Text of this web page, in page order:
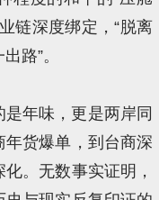
链深度绑定，“脱离
路”。
年味，更是两岸同
年货爆单，到台商深
。无数事实证明，